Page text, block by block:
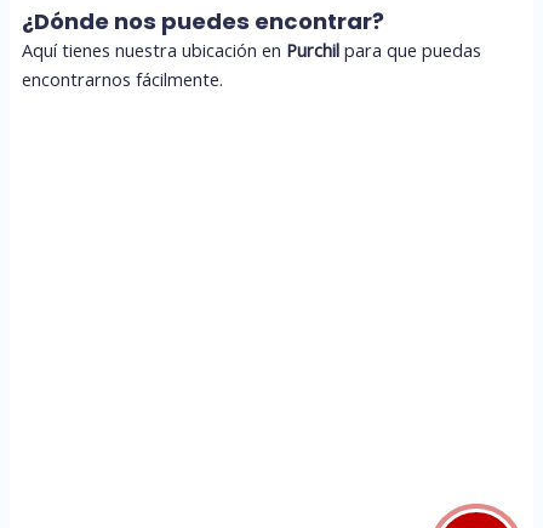
¿Dónde nos puedes encontrar?
Aquí tienes nuestra ubicación en Purchilpara que puedas
encontrarnos fácilmente.